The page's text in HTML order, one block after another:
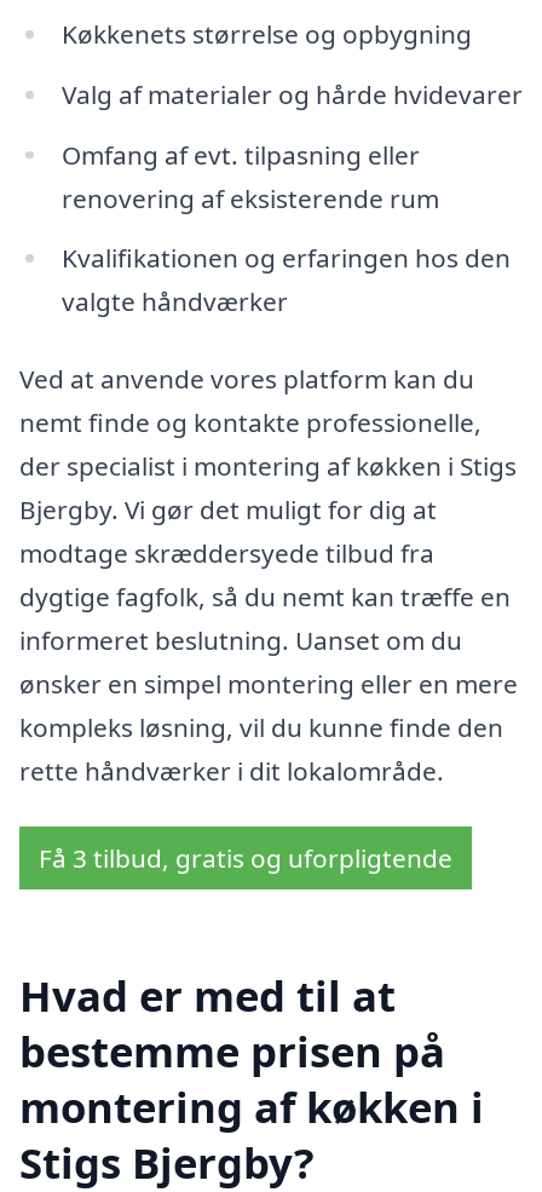
Køkkenets størrelse og opbygning
Valg af materialer og hårde hvidevarer
Omfang af evt. tilpasning eller
renovering af eksisterende rum
Kvalifikationen og erfaringen hos den
valgte håndværker
Ved at anvende vores platform kan du
nemt finde og kontakte professionelle,
der specialist i montering af køkken i Stigs
Bjergby. Vi gør det muligt for dig at
modtage skræddersyede tilbud fra
dygtige fagfolk, så du nemt kan træffe en
informeret beslutning. Uanset om du
ønsker en simpel montering eller en mere
kompleks løsning, vil du kunne finde den
rette håndværker i dit lokalområde.
Få 3 tilbud, gratis og uforpligtende
Hvad er med til at
bestemme prisen på
montering af køkken i
Stigs Bjergby?